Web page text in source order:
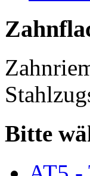
Bitte